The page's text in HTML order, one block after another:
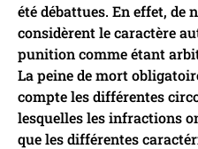
été débattues. En effet, de
considèrent le caractère
punition comme étant
La peine de mort
compte les différentes
lesquelles les infractions
que les différentes